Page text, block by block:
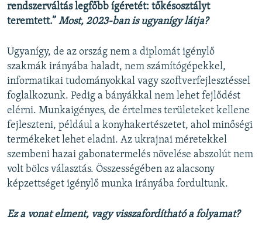
rendszerváltás legfőbb ígéretét: tőkésosztályt
teremtett.” Most, 2023-ban is ugyanígy látja?
Ugyanígy, de az ország nem a diplomát igénylő
szakmák irányába haladt, nem számítógépekkel,
informatikai tudományokkal vagy szoftverfejlesztéssel
foglalkozunk. Pedig a bányákkal nem lehet fejlődést
elérni. Munkaigényes, de értelmes területeket kellene
fejleszteni, például a konyhakertészetet, ahol minőségi
termékeket lehet eladni. Az ukrajnai méretekkel
szembeni hazai gabonatermelés növelése abszolút nem
volt bölcs választás. Összességében az alacsony
képzettséget igénylő munka irányába fordultunk.
Ez a vonat elment, vagy visszafordítható a folyamat?